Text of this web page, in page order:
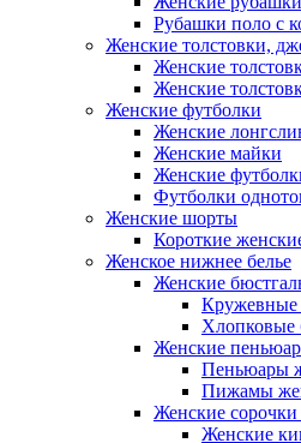
Рубашки поло с
Женские толстовки,
Женские
Женские
Женские футболки
Женские
Женские майки
Женские
Футболки
Женские шорты
Короткие
Женское нижнее белье
Женские
Кружевные
Хлопковые
Женские
Пеньюары
Пижамы
Женские
Женские